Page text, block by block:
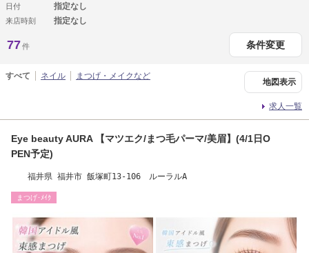
日付 指定なし
来店時刻 指定なし
77件 条件変更
地図表示
すべて ネイル まつげ・メイクなど
求人一覧
Eye beauty AURA 【マツエク/まつ毛パーマ/美眉】(4/1日O
PEN予定)
福井県 福井市 飯塚町13-106 ルーラルA
まつげ･ﾒｲｸ